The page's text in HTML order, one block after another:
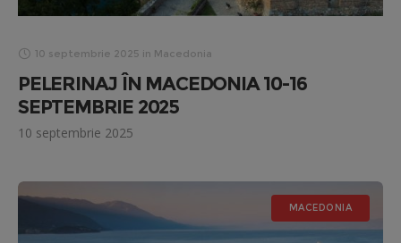
10 septembrie 2025 in Macedonia
PELERINAJ ÎN MACEDONIA 10-16
SEPTEMBRIE 2025
10 septembrie 2025
MACEDONIA